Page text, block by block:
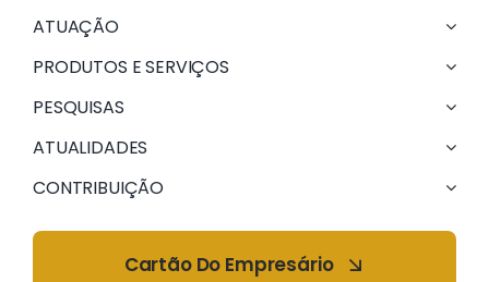
ATUAÇÃO
PRODUTOS E SERVIÇOS
PESQUISAS
ATUALIDADES
CONTRIBUIÇÃO
Cartão Do Empresário